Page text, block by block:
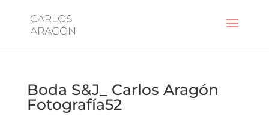
Boda S&J_ Carlos Aragón
Fotografía52